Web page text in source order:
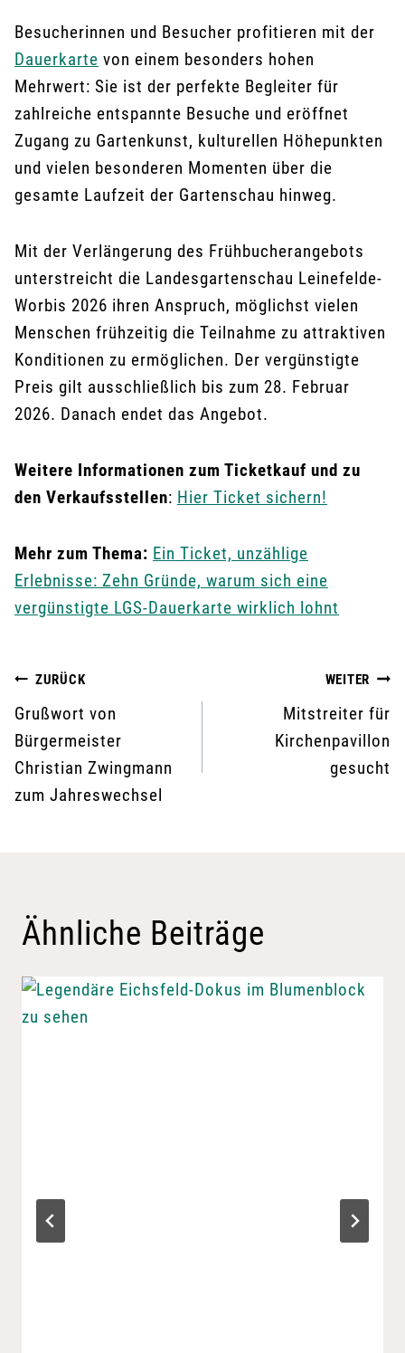
Besucherinnen und Besucher profitieren mit der
Dauerkarte von einem besonders hohen
Mehrwert: Sie ist der perfekte Begleiter für
zahlreiche entspannte Besuche und eröffnet
Zugang zu Gartenkunst, kulturellen Höhepunkten
und vielen besonderen Momenten über die
gesamte Laufzeit der Gartenschau hinweg.
Mit der Verlängerung des Frühbucherangebots
unterstreicht die Landesgartenschau Leinefelde-
Worbis 2026 ihren Anspruch, möglichst vielen
Menschen frühzeitig die Teilnahme zu attraktiven
Konditionen zu ermöglichen. Der vergünstigte
Preis gilt ausschließlich bis zum 28. Februar
2026. Danach endet das Angebot.
Weitere Informationen zum Ticketkauf und zu
den Verkaufsstellen: Hier Ticket sichern!
Mehr zum Thema: Ein Ticket, unzählige
Erlebnisse: Zehn Gründe, warum sich eine
vergünstigte LGS-Dauerkarte wirklich lohnt
Beitragsnavigation
ZURÜCK
Grußwort von
Bürgermeister
Christian Zwingmann
zum Jahreswechsel
WEITER
Mitstreiter für
Kirchenpavillon
gesucht
Ähnliche Beiträge